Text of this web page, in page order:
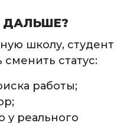
ДАЛЬШЕ?
школу, студент
статус:
работы;
у реального